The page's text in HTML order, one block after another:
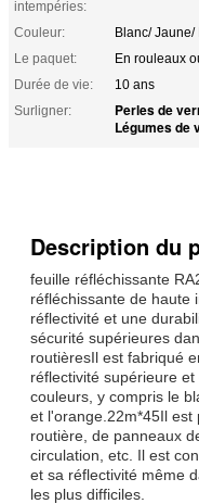
intempéries:
Couleur:
Blanc/ Jaune/
Le paquet:
En rouleaux
Durée de vie:
10 ans
Surligner:
Perles de
Légumes de
Description du
feuille réfléchissante
réfléchissante de haute
réflectivité et une
sécurité supérieures
routièresIl est fabriqué
réflectivité supérieure
couleurs, y compris le
et l'orange.22m*45Il est
routière, de panneaux
circulation, etc. Il est
et sa réflectivité même
les plus difficiles.